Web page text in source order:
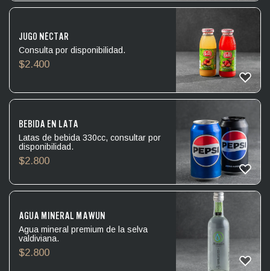
JUGO NÉCTAR
Consulta por disponibilidad.
$2.400
BEBIDA EN LATA
Latas de bebida 330cc, consultar por
disponibilidad.
$2.800
AGUA MINERAL MAWÜN
Agua mineral premium de la selva
valdiviana.
$2.800